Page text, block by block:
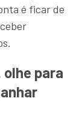
é ficar de
para